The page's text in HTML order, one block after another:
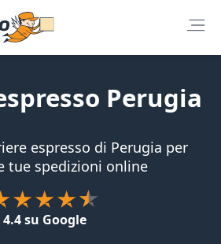
Perugia
espresso di Perugia per
tue spedizioni online
4.4 su Google